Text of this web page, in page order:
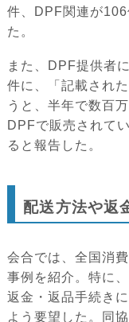
件、DPF関連が
た。
また、DPF提供者
件に、「記載され
うと、半年で数百
DPFで販売されて
ると報告した。
配送方法や返
会合では、全国消
事例を紹介。特に
返金・返品手続き
よう要望した。同